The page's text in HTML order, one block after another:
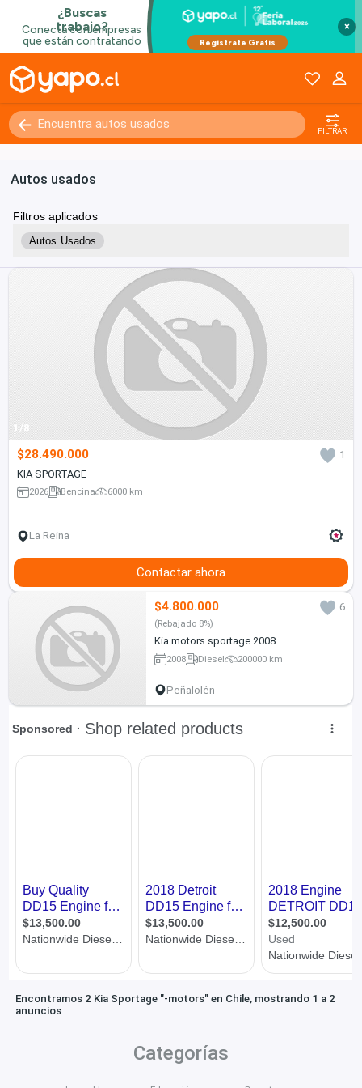
×
FILTRAR
Autos usados
Filtros aplicados
Autos Usados
1/8
$28.490.000
1
KIA SPORTAGE
2026 Bencina 6000 km
La Reina
Contactar ahora
$4.800.000 6
(Rebajado 8%)
Kia motors sportage 2008
2008 Diesel 200000 km
Peñalolén
Encontramos 2 Kia Sportage "-motors" en Chile, mostrando 1 a 2
anuncios
Categorías